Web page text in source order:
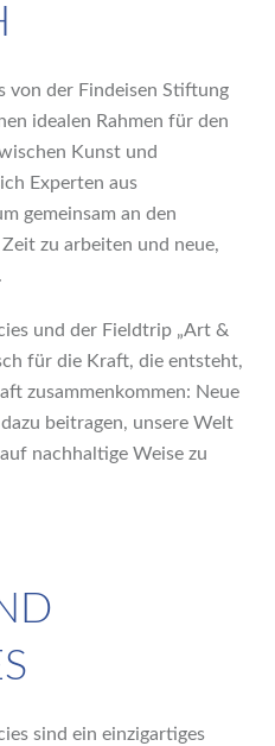
von der Findeisen Stiftung
idealen Rahmen für den
Kunst und
Experten aus
gemeinsam an den
zu arbeiten und neue,
und der Fieldtrip „Art &
für die Kraft, die entsteht,
zusammenkommen: Neue
beitragen, unsere Welt
nachhaltige Weise zu
sind ein einzigartiges